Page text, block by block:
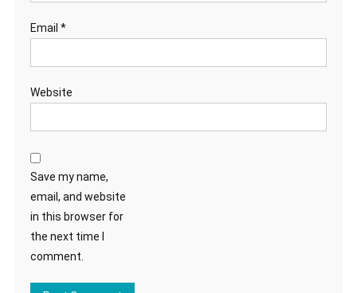
Email *
Website
Save my name,
email, and website
in this browser for
the next time I
comment.